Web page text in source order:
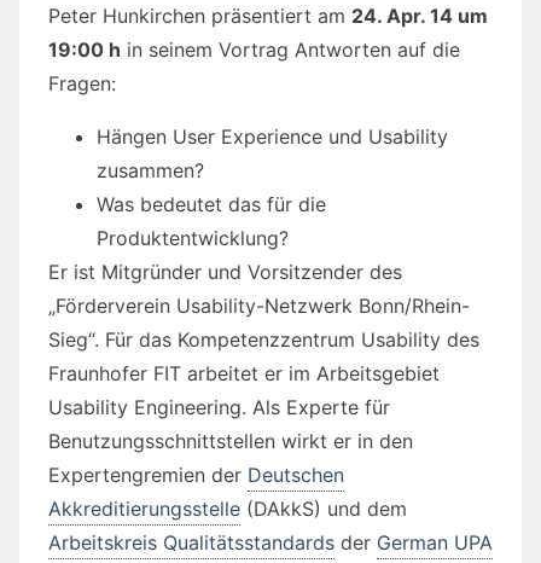
Peter Hunkirchen präsentiert am 24. Apr. 14 um
19:00 h in seinem Vortrag Antworten auf die
Fragen:
Hängen User Experience und Usability
zusammen?
Was bedeutet das für die
Produktentwicklung?
Er ist Mitgründer und Vorsitzender des
„Förderverein Usability-Netzwerk Bonn/Rhein-
Sieg“. Für das Kompetenzzentrum Usability des
Fraunhofer FIT arbeitet er im Arbeitsgebiet
Usability Engineering. Als Experte für
Benutzungsschnittstellen wirkt er in den
Expertengremien der Deutschen
Akkreditierungsstelle (DAkkS) und dem
Arbeitskreis Qualitätsstandards der German UPA